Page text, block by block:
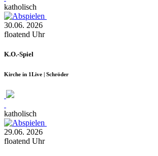
katholisch
30.06. 2026
floatend Uhr
K.O.-Spiel
Kirche in 1Live | Schröder
katholisch
29.06. 2026
floatend Uhr